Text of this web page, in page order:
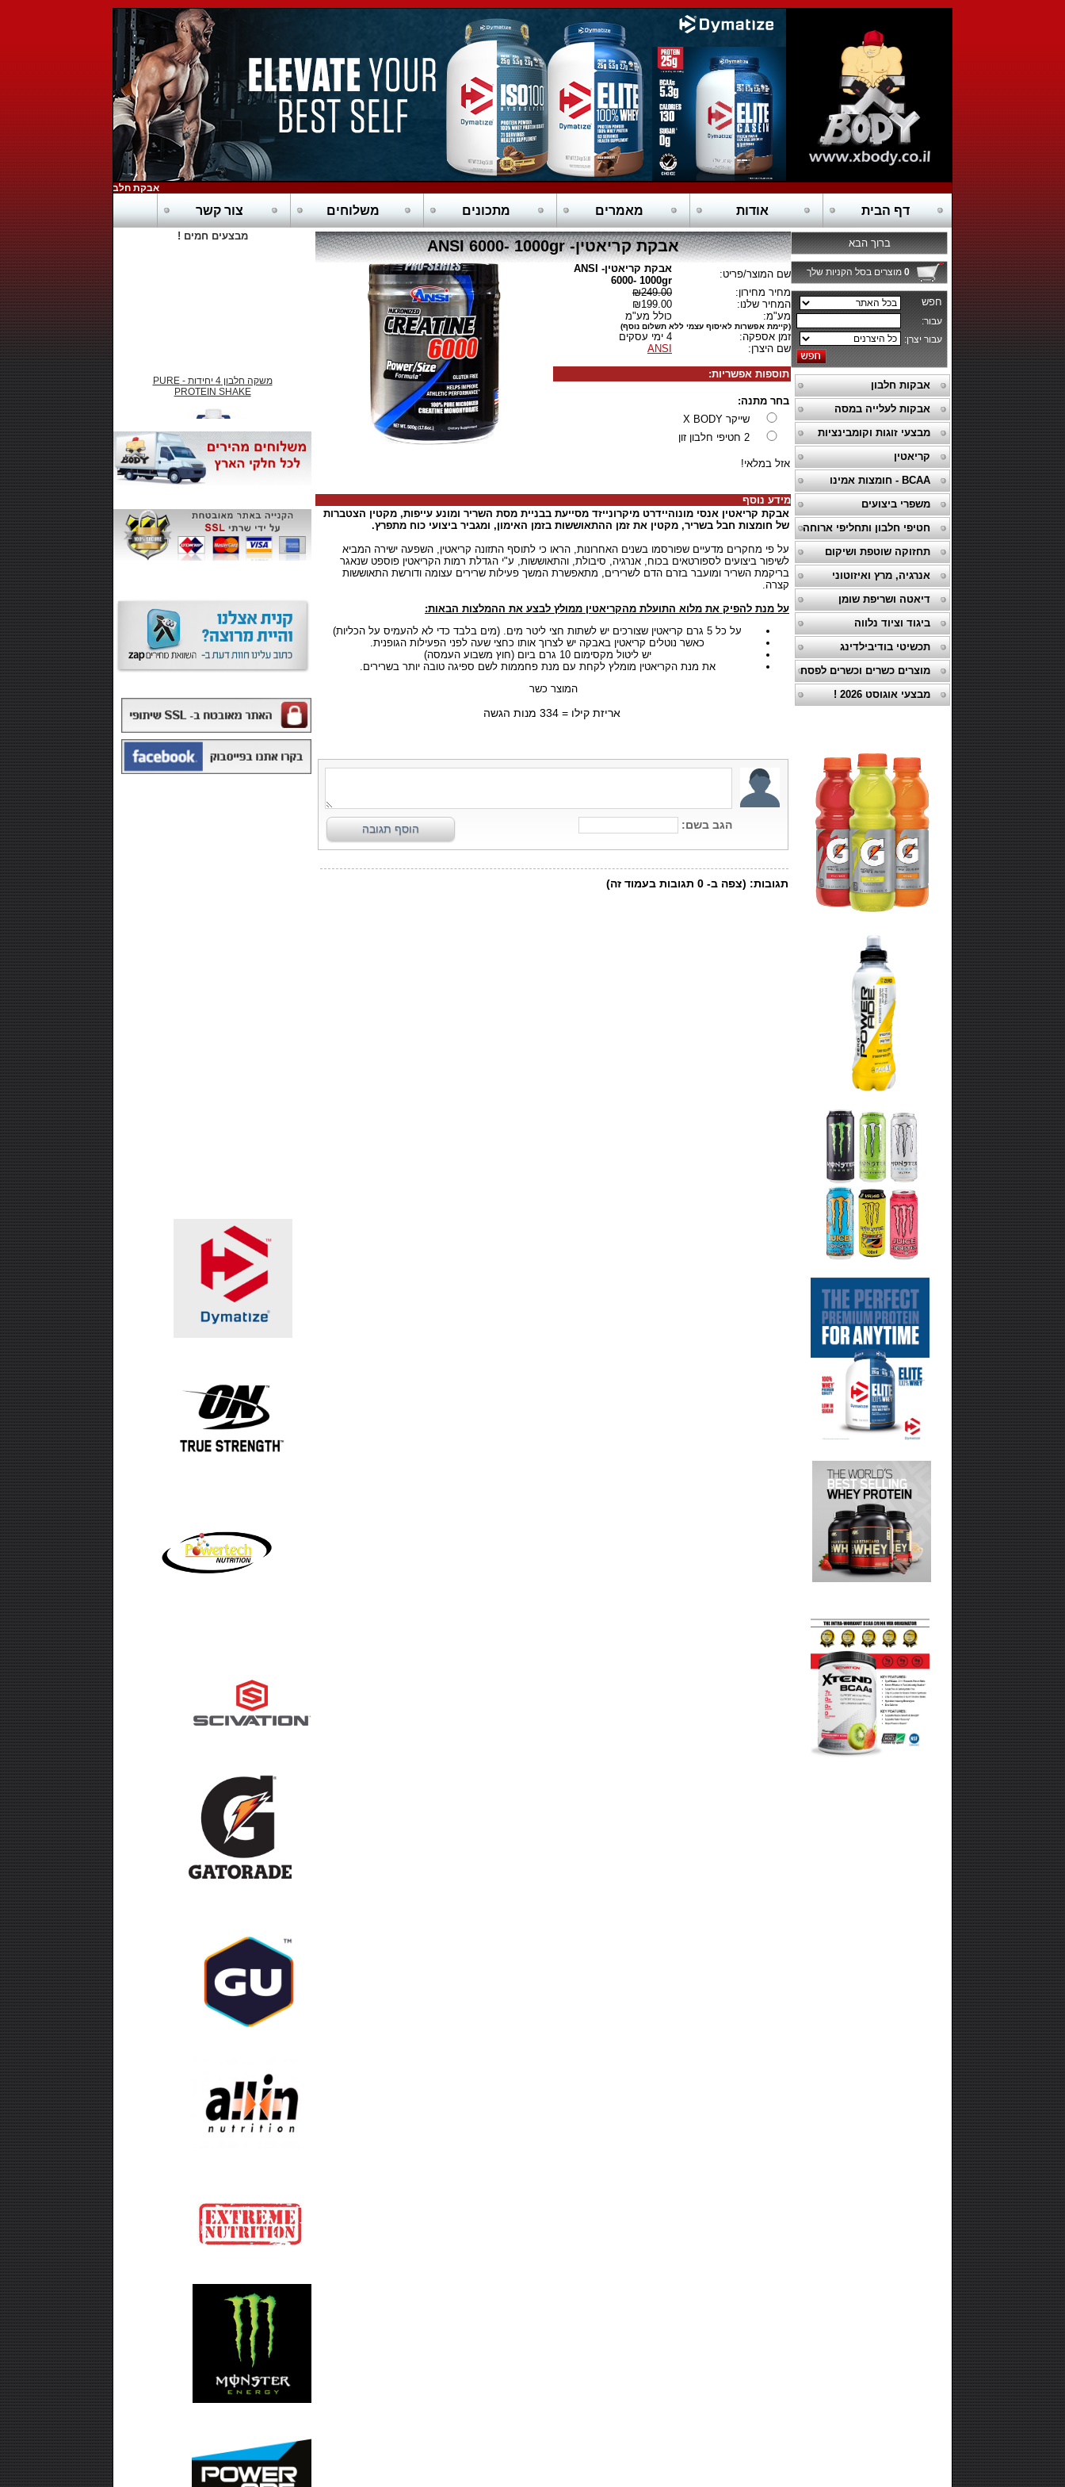
אבקת חלבון כשרה בדץ - POWERTECH-PURE WHEY HD
דף הבית אודות מאמרים מתכונים משלוחים צור קשר
ברוך הבא
0 מוצרים בסל הקניות שלך
אבקות חלבון
אבקות לעלייה במסה
מבצעי זוגות וקומבינציות
קריאטין
BCAA - חומצות אמינו
משפרי ביצועים
חטיפי חלבון ותחליפי ארוחה
תחזוקה שוטפת ושיקום
אנרגיה, מרץ ואיזוטוני
דיאטה ושריפת שומן
ביגוד וציוד נלווה
תכשיטי בודיבילדינג
מוצרים כשרים וכשרים לפסח
מבצעי אוגוסט 2026 !
אבקת קריאטין- ANSI 6000- 1000gr
שם המוצר/פריט:
אבקת קריאטין- ANSI
6000- 1000gr
מחיר מחירון:
₪249.00
המחיר שלנו:
₪199.00
מע"מ:
כולל מע"מ
(קיימת אפשרות לאיסוף עצמי ללא תשלום נוסף)
זמן אספקה:
4 ימי עסקים
שם היצרן:
ANSI
תוספות אפשריות:
בחר מתנה:
שייקר X BODY
2 חטיפי חלבון זון
אזל במלאי!
מידע נוסף
אבקת קריאטין אנסי מונוהיידרט מיקרונייזד מסייעת בבניית מסת השריר ומונע עייפות, מקטין הצטברות
של חומצות חבל בשריר, מקטין את זמן ההתאוששות בזמן האימון, ומגביר ביצועי כוח מתפרץ.
על פי מחקרים מדעיים שפורסמו בשנים האחרונות, הראו כי לתוסף התזונה קריאטין, השפעה ישירה המביא
לשיפור ביצועים לספורטאים בכוח, אנרגיה, סיבולת, והתאוששות, ע"י הגדלת רמות הקריאטין פוספט שנאגר
בריקמת השריר ומועבר בזרם הדם לשרירים, מתאפשרת המשך פעילות שרירים עצומה ודורשת התאוששות
קצרה.
על מנת להפיק את מלוא התועלת מהקריאטין ממולץ לבצע את ההמלצות הבאות:
על כל 5 גרם קריאטין שצורכים יש לשתות חצי ליטר מים. (מים בלבד כדי לא להעמיס על הכליות)
כאשר נוטלים קריאטין באבקה יש לצרוך אותו כחצי שעה לפני הפעילות הגופנית.
יש ליטול מקסימום 10 גרם ביום (חוץ משבוע העמסה)
את מנת הקריאטין מומלץ לקחת עם מנת פחממות לשם ספיגה טובה יותר בשרירים.
המוצר כשר
אריזת קילו = 334 מנות הגשה
מבצעים חמים !
משקה חלבון 4 יחידות - PURE
PROTEIN SHAKE
חטיף חלבון ,10 יחידות - SMARTE
CARB
₪99.00
משקה אנרגיה 500 מל MONSTER
CRUNCH